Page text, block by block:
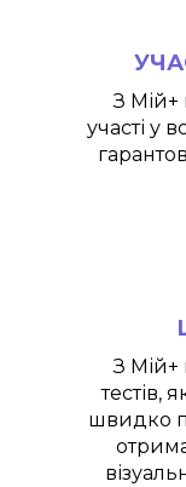
З Мій+
участі у
З Мій+
тестів,
швидко